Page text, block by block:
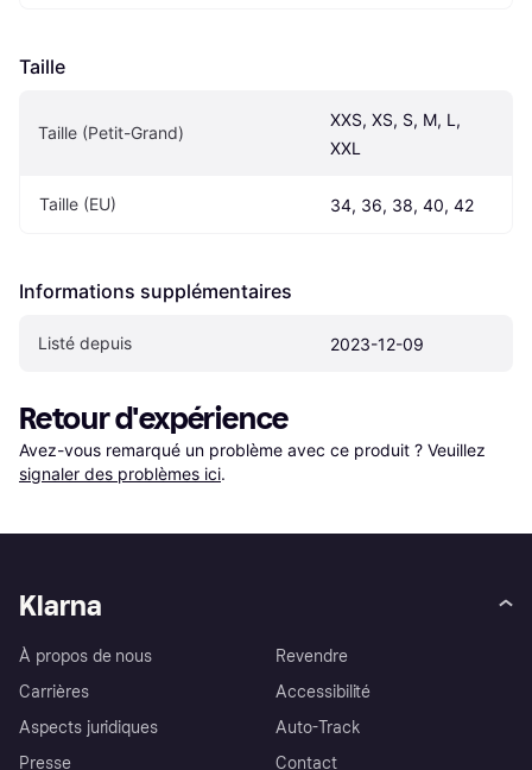
Taille
Taille (Petit-Grand)
XXS, XS, S, M, L,
XXL
Taille (EU) 34, 36, 38, 40, 42
Informations supplémentaires
Listé depuis 2023-12-09
Retour d'expérience
Avez-vous remarqué un problème avec ce produit ? Veuillez
signaler des problèmes ici.
Klarna
À propos de nous
Carrières
Aspects juridiques
Presse
Revendre
Accessibilité
Auto-Track
Contact